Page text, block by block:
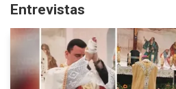
Entrevistas